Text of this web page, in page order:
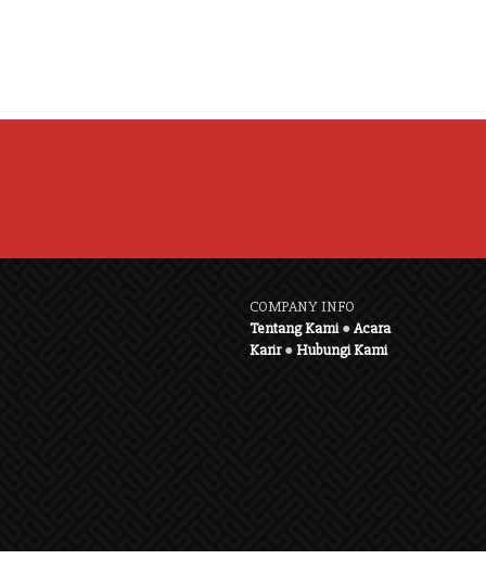
COMPANY INFO
Tentang Kami●Acara
Karir●Hubungi Kami